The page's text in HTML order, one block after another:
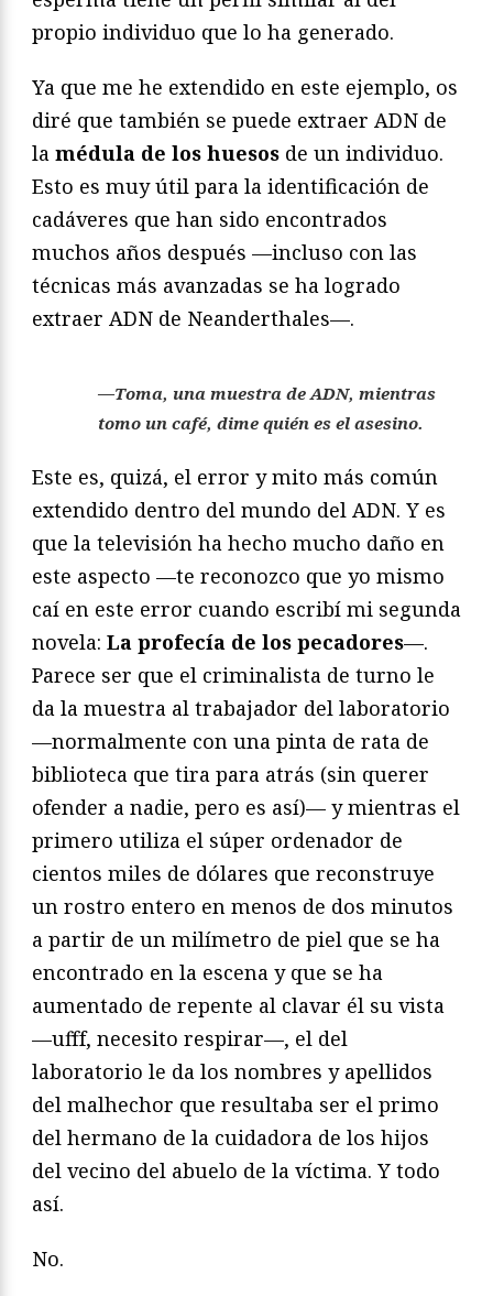
propio individuo que lo ha generado.
Ya que me he extendido en este ejemplo, os
diré que también se puede extraer ADN de
la médula de los huesos de un individuo.
Esto es muy útil para la identificación de
cadáveres que han sido encontrados
muchos años después —incluso con las
técnicas más avanzadas se ha logrado
extraer ADN de Neanderthales—.
—Toma, una muestra de ADN, mientras
tomo un café, dime quién es el asesino.
Este es, quizá, el error y mito más común
extendido dentro del mundo del ADN. Y es
que la televisión ha hecho mucho daño en
este aspecto —te reconozco que yo mismo
caí en este error cuando escribí mi segunda
novela: La profecía de los pecadores—.
Parece ser que el criminalista de turno le
da la muestra al trabajador del laboratorio
—normalmente con una pinta de rata de
biblioteca que tira para atrás (sin querer
ofender a nadie, pero es así)— y mientras el
primero utiliza el súper ordenador de
cientos miles de dólares que reconstruye
un rostro entero en menos de dos minutos
a partir de un milímetro de piel que se ha
encontrado en la escena y que se ha
aumentado de repente al clavar él su vista
—ufff, necesito respirar—, el del
laboratorio le da los nombres y apellidos
del malhechor que resultaba ser el primo
del hermano de la cuidadora de los hijos
del vecino del abuelo de la víctima. Y todo
así.
No.